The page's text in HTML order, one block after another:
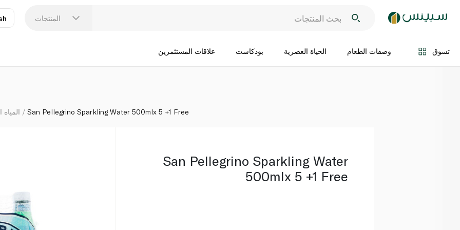
المنتجات
تسوق وصفات الطعام الحياة العصرية بودكاست علاقات المستثمرين
اضف الى السلة
المياه San Pellegrino Sparkling Water 500mlx 5 +1 Free
San Pellegrino Sparkling Water
500mlx 5 +1 Free